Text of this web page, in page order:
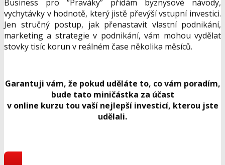
Business pro “Praváky” přidám byznysové návody,
vychytávky v hodnotě, který jistě převýší vstupní investici.
Jen stručný postup, jak přenastavit vlastní podnikání,
marketing a strategie v podnikání, vám mohou vydělat
stovky tisíc korun v reálném čase několika měsíců.
Garantuji vám, že pokud uděláte to, co vám poradím,
bude tato miničástka za účast
v online kurzu tou vaší nejlepší investicí, kterou jste
udělali.